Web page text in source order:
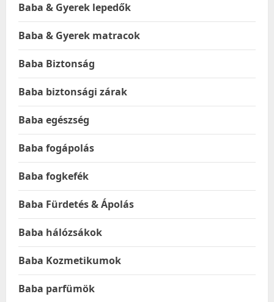
Baba & Gyerek lepedők
Baba & Gyerek matracok
Baba Biztonság
Baba biztonsági zárak
Baba egészség
Baba fogápolás
Baba fogkefék
Baba Fürdetés & Ápolás
Baba hálózsákok
Baba Kozmetikumok
Baba parfümök